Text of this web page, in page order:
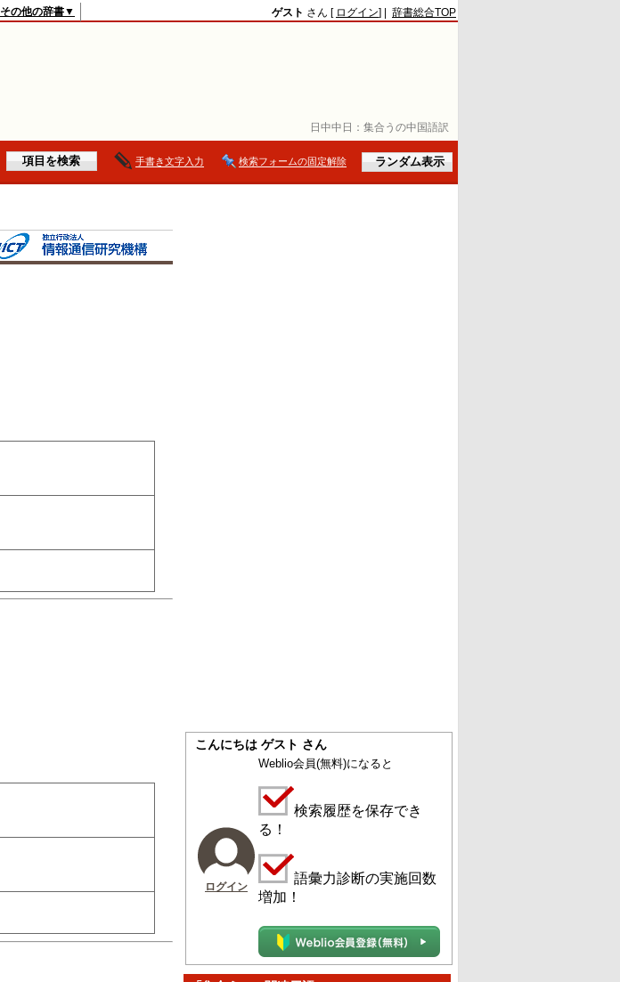
日中中日： 集合うの中国語訳
その他の辞書▼ ゲスト さん [ ログイン] | 辞書総合TOP
手書き文字入力 検索フォームの固定解除
こんにちは ゲスト さん
ログイン
Weblio会員(無料)になると
検索履歴を保存でき
る！
語彙力診断の実施回数
増加！